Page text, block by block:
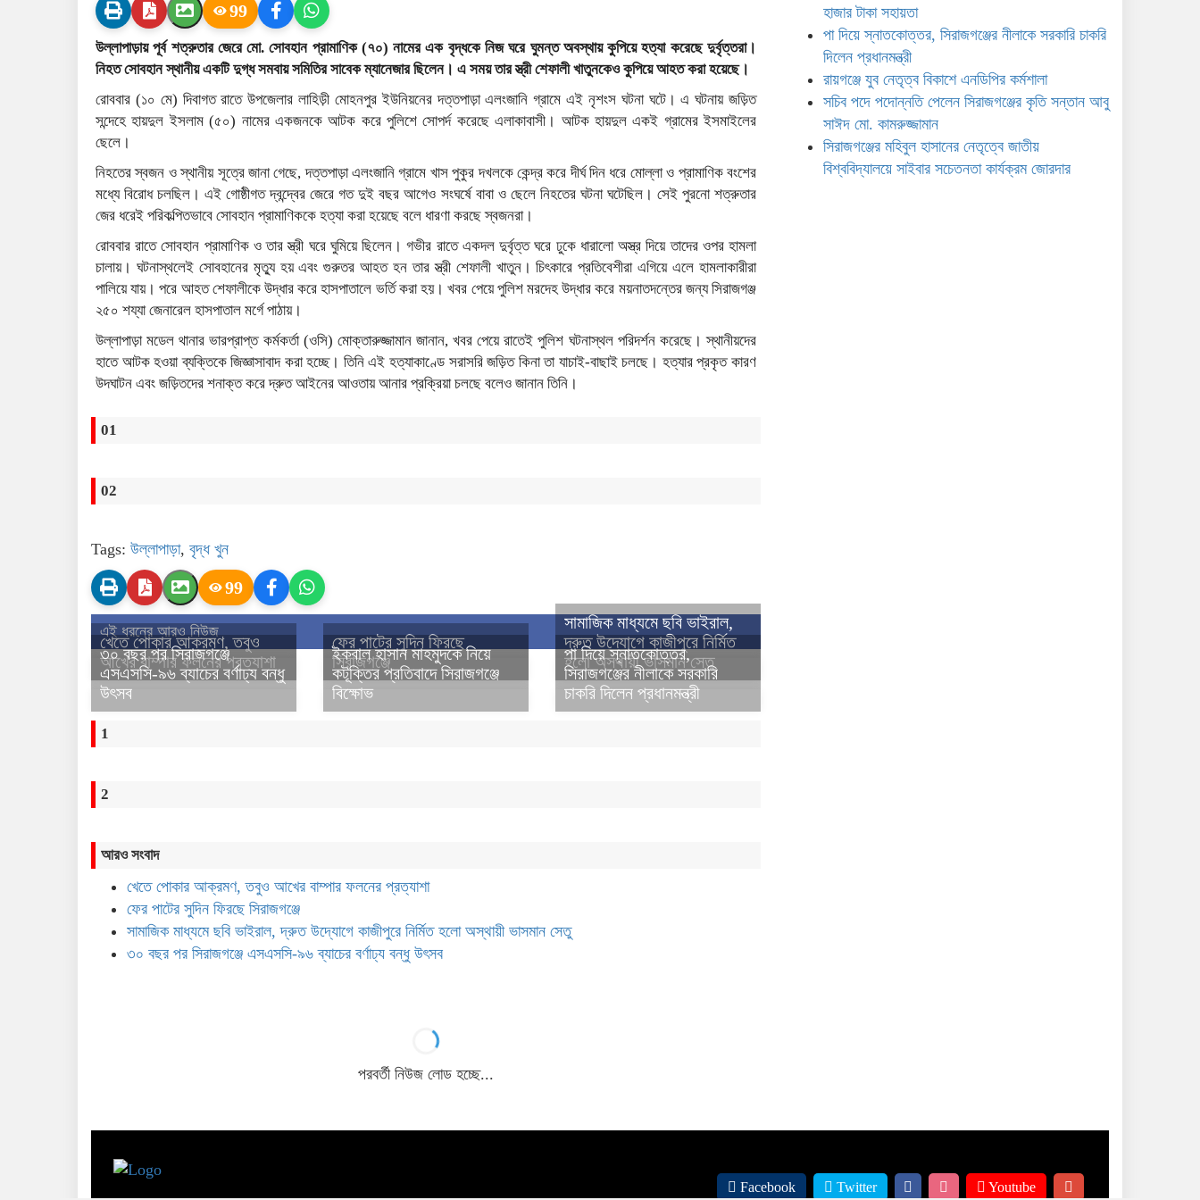
99
উল্লাপাড়ায় পূর্ব শত্রুতার জেরে মো. সোবহান প্রামাণিক (৭০) নামের এক বৃদ্ধকে নিজ ঘরে ঘুমন্ত অবস্থায় কুপিয়ে হত্যা করেছে দুর্বৃত্তরা।
নিহত সোবহান স্থানীয় একটি দুগ্ধ সমবায় সমিতির সাবেক ম্যানেজার ছিলেন। এ সময় তার স্ত্রী শেফালী খাতুনকেও কুপিয়ে আহত করা হয়েছে।
রোববার (১০ মে) দিবাগত রাতে উপজেলার লাহিড়ী মোহনপুর ইউনিয়নের দত্তপাড়া এলংজানি গ্রামে এই নৃশংস ঘটনা ঘটে। এ ঘটনায় জড়িত
সন্দেহে হায়দুল ইসলাম (৫০) নামের একজনকে আটক করে পুলিশে সোপর্দ করেছে এলাকাবাসী। আটক হায়দুল একই গ্রামের ইসমাইলের
ছেলে।
নিহতের স্বজন ও স্থানীয় সূত্রে জানা গেছে, দত্তপাড়া এলংজানি গ্রামে খাস পুকুর দখলকে কেন্দ্র করে দীর্ঘ দিন ধরে মোল্লা ও প্রামাণিক বংশের
মধ্যে বিরোধ চলছিল। এই গোষ্ঠীগত দ্বন্দ্বের জেরে গত দুই বছর আগেও সংঘর্ষে বাবা ও ছেলে নিহতের ঘটনা ঘটেছিল। সেই পুরনো শত্রুতার
জের ধরেই পরিকল্পিতভাবে সোবহান প্রামাণিককে হত্যা করা হয়েছে বলে ধারণা করছে স্বজনরা।
রোববার রাতে সোবহান প্রামাণিক ও তার স্ত্রী ঘরে ঘুমিয়ে ছিলেন। গভীর রাতে একদল দুর্বৃত্ত ঘরে ঢুকে ধারালো অস্ত্র দিয়ে তাদের ওপর হামলা
চালায়। ঘটনাস্থলেই সোবহানের মৃত্যু হয় এবং গুরুতর আহত হন তার স্ত্রী শেফালী খাতুন। চিৎকারে প্রতিবেশীরা এগিয়ে এলে হামলাকারীরা
পালিয়ে যায়। পরে আহত শেফালীকে উদ্ধার করে হাসপাতালে ভর্তি করা হয়। খবর পেয়ে পুলিশ মরদেহ উদ্ধার করে ময়নাতদন্তের জন্য সিরাজগঞ্জ
২৫০ শয্যা জেনারেল হাসপাতাল মর্গে পাঠায়।
উল্লাপাড়া মডেল থানার ভারপ্রাপ্ত কর্মকর্তা (ওসি) মোক্তারুজ্জামান জানান, খবর পেয়ে রাতেই পুলিশ ঘটনাস্থল পরিদর্শন করেছে। স্থানীয়দের
হাতে আটক হওয়া ব্যক্তিকে জিজ্ঞাসাবাদ করা হচ্ছে। তিনি এই হত্যাকাণ্ডে সরাসরি জড়িত কিনা তা যাচাই-বাছাই চলছে। হত্যার প্রকৃত কারণ
উদঘাটন এবং জড়িতদের শনাক্ত করে দ্রুত আইনের আওতায় আনার প্রক্রিয়া চলছে বলেও জানান তিনি।
01
02
Tags: উল্লাপাড়া, বৃদ্ধ খুন
99
এই ধরনের আরও নিউজ
খেতে পোকার আক্রমণ, তবুও
আখের বাম্পার ফলনের প্রত্যাশা
ফের পাটের সুদিন ফিরছে
সিরাজগঞ্জে
সামাজিক মাধ্যমে ছবি ভাইরাল,
দ্রুত উদ্যোগে কাজীপুরে নির্মিত
হলো অস্থায়ী ভাসমান সেতু
৩০ বছর পর সিরাজগঞ্জে
এসএসসি-৯৬ ব্যাচের বর্ণাঢ্য বন্ধু
উৎসব
ইকবাল হাসান মাহমুদকে নিয়ে
কটূক্তির প্রতিবাদে সিরাজগঞ্জে
বিক্ষোভ
পা দিয়ে স্নাতকোত্তর,
সিরাজগঞ্জের নীলাকে সরকারি
চাকরি দিলেন প্রধানমন্ত্রী
1
2
আরও সংবাদ
খেতে পোকার আক্রমণ, তবুও আখের বাম্পার ফলনের প্রত্যাশা
ফের পাটের সুদিন ফিরছে সিরাজগঞ্জে
সামাজিক মাধ্যমে ছবি ভাইরাল, দ্রুত উদ্যোগে কাজীপুরে নির্মিত হলো অস্থায়ী ভাসমান সেতু
৩০ বছর পর সিরাজগঞ্জে এসএসসি-৯৬ ব্যাচের বর্ণাঢ্য বন্ধু উৎসব
পরবর্তী নিউজ লোড হচ্ছে...
মো. কামরুজ্জামান
সিরাজগঞ্জের মহিবুল হাসানের
নেতৃত্বে জাতীয় বিশ্ববিদ্যালয়ে
সাইবার সচেতনতা কার্যক্রম জোরদার
হাজার টাকা সহায়তা
পা দিয়ে স্নাতকোত্তর, সিরাজগঞ্জের নীলাকে সরকারি চাকরি
দিলেন প্রধানমন্ত্রী
রায়গঞ্জে যুব নেতৃত্ব বিকাশে এনডিপির কর্মশালা
সচিব পদে পদোন্নতি পেলেন সিরাজগঞ্জের কৃতি সন্তান আবু
সাঈদ মো. কামরুজ্জামান
সিরাজগঞ্জের মহিবুল হাসানের নেতৃত্বে জাতীয়
বিশ্ববিদ্যালয়ে সাইবার সচেতনতা কার্যক্রম জোরদার
Facebook Twitter Youtube